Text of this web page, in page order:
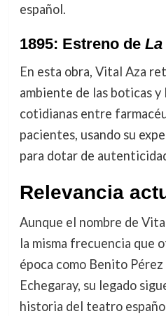
español.
1895: Estreno de
En esta obra, Vital Aza
ambiente de las boticas y
cotidianas entre
pacientes, usando su
para dotar de
Relevancia
Aunque el nombre de
la misma frecuencia que
época como Benito Pérez
Echegaray, su legado
historia del teatro